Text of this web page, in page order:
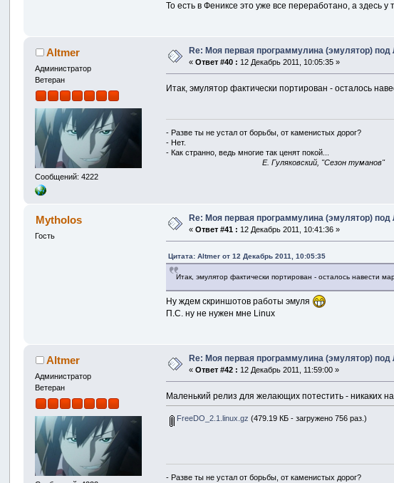
То есть в Фениксе это уже все переработано, а здесь
Altmer
Администратор
Ветеран
Сообщений: 4222
Re: Моя первая программулина (эмулятор) под
«Ответ #40 : 12 Декабрь 2011, 10:05:35 »
Итак, эмулятор фактически портирован - осталось
- Разве ты не устал от борьбы, от каменистых дорог?
- Нет.
- Как странно, ведь многие так ценят покой...
E. Гуляковский, "Сезон туманов"
Mytholos
Гость
Re: Моя первая программулина (эмулятор) под
«Ответ #41 : 12 Декабрь 2011, 10:41:36 »
Цитата: Altmer от 12 Декабрь 2011, 10:05:35
Итак, эмулятор фактически портирован - осталось навести
Ну ждем скриншотов работы эмуля
П.С. ну не нужен мне Linux
Altmer
Администратор
Ветеран
Re: Моя первая программулина (эмулятор) под
«Ответ #42 : 12 Декабрь 2011, 11:59:00 »
Маленький релиз для желающих потестить - никаких
FreeDO_2.1.linux.gz (479.19 КБ - загружено 756 раз.)
- Разве ты не устал от борьбы, от каменистых дорог?